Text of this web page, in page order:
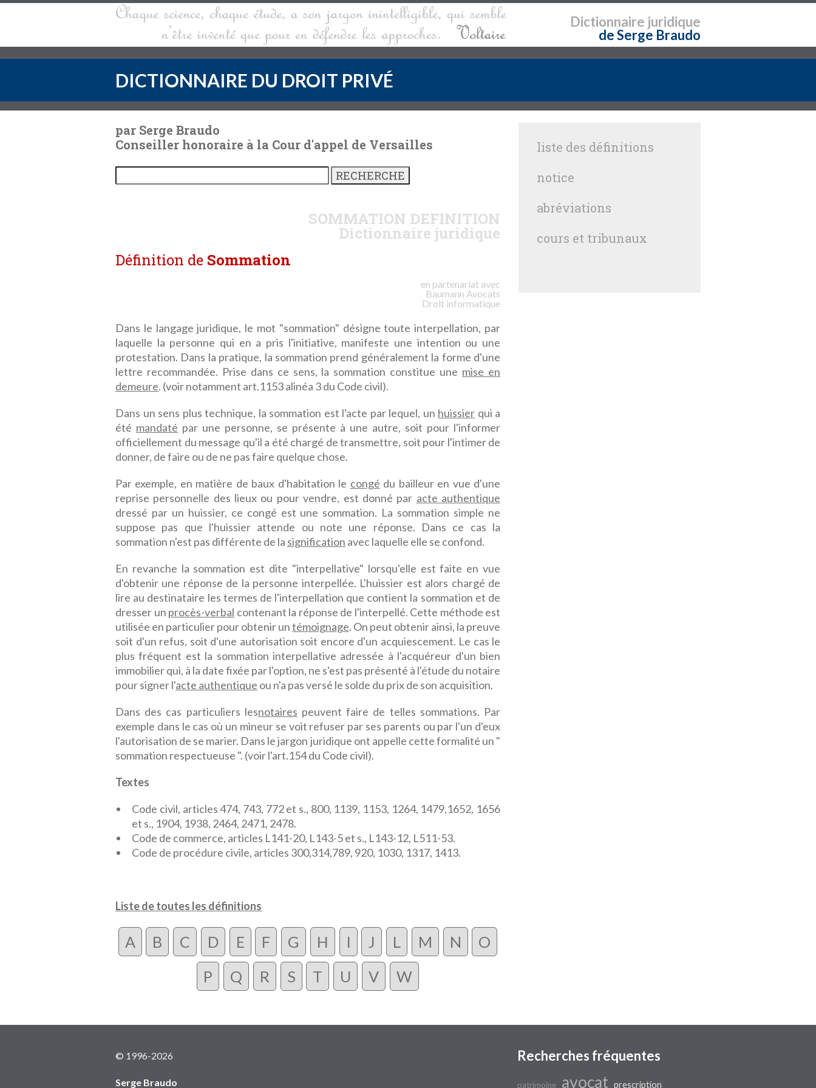
Dictionnaire juridique
de Serge Braudo
DICTIONNAIRE DU DROIT PRIVÉ
par Serge Braudo
Conseiller honoraire à la Cour d'appel de Versailles
SOMMATION DEFINITION
Dictionnaire juridique
Définition de Sommation
en partenariat avec
Baumann Avocats
Droit informatique
Dans le langage juridique, le mot "sommation" désigne toute interpellation, par
laquelle la personne qui en a pris l'initiative, manifeste une intention ou une
protestation. Dans la pratique, la sommation prend généralement la forme d'une
lettre recommandée. Prise dans ce sens, la sommation constitue une mise en
demeure. (voir notamment art.1153 alinéa 3 du Code civil).
Dans un sens plus technique, la sommation est l'acte par lequel, un huissier qui a
été mandaté par une personne, se présente à une autre, soit pour l'informer
officiellement du message qu'il a été chargé de transmettre, soit pour l'intimer de
donner, de faire ou de ne pas faire quelque chose.
Par exemple, en matière de baux d'habitation le congé du bailleur en vue d'une
reprise personnelle des lieux ou pour vendre, est donné par acte authentique
dressé par un huissier, ce congé est une sommation. La sommation simple ne
suppose pas que l'huissier attende ou note une réponse. Dans ce cas la
sommation n'est pas différente de la signification avec laquelle elle se confond.
En revanche la sommation est dite "interpellative" lorsqu'elle est faite en vue
d'obtenir une réponse de la personne interpellée. L'huissier est alors chargé de
lire au destinataire les termes de l'interpellation que contient la sommation et de
dresser un procès-verbal contenant la réponse de l'interpellé. Cette méthode est
utilisée en particulier pour obtenir untémoignage. On peut obtenir ainsi, la preuve
soit d'un refus, soit d'une autorisation soit encore d'un acquiescement. Le cas le
plus fréquent est la sommation interpellative adressée à l'acquéreur d'un bien
immobilier qui, à la date fixée par l'option, ne s'est pas présenté à l'étude du notaire
pour signer l'acte authentique ou n'a pas versé le solde du prix de son acquisition.
Dans des cas particuliers lesnotaires peuvent faire de telles sommations. Par
exemple dans le cas où un mineur se voit refuser par ses parents ou par l'un d'eux
l'autorisation de se marier. Dans le jargon juridique ont appelle cette formalité un "
sommation respectueuse ". (voir l'art.154 du Code civil).
Textes
Code civil, articles 474, 743, 772 et s., 800, 1139, 1153, 1264, 1479,1652, 1656
et s., 1904, 1938, 2464, 2471, 2478.
Code de commerce, articles L141-20, L143-5 et s., L143-12, L511-53.
Code de procédure civile, articles 300,314,789, 920, 1030, 1317, 1413.
Liste de toutes les définitions
A B C D E F G H I J L M N
O
P
Q R S T U V W
liste des définitions
notice
abréviations
cours et tribunaux
© 1996-2026
Serge Braudo
Recherches fréquentes
patrimoine avocat prescription